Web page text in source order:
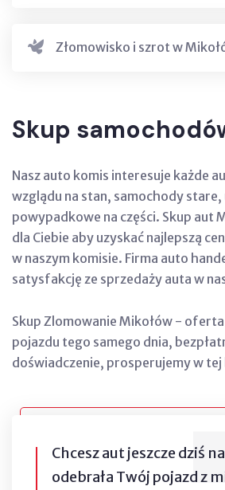
Złomowisko i szrot w
Skup
Nasz auto komis interesuje każde
wzglądu na stan, samochody stare,
powypadkowe na części. Skup aut
dla Ciebie aby uzyskać najlepszą
w naszym komisie. Firma auto
satysfakcję ze sprzedaży auta w
Skup Zlomowanie Mikołów -
pojazdu tego samego dnia,
doświadczenie, prosperujemy w
Chcesz aut jeszcze dziś
odebrała Twój pojazd z